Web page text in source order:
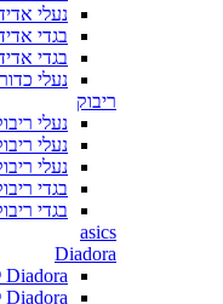
נעלי
בגדי
בגדי
נעלי
ריבוק
נעלי
נעלי
נעלי
בגדי
בגדי
asics
Diadora
Diadora לגברים
Diadora לנשים ונוער